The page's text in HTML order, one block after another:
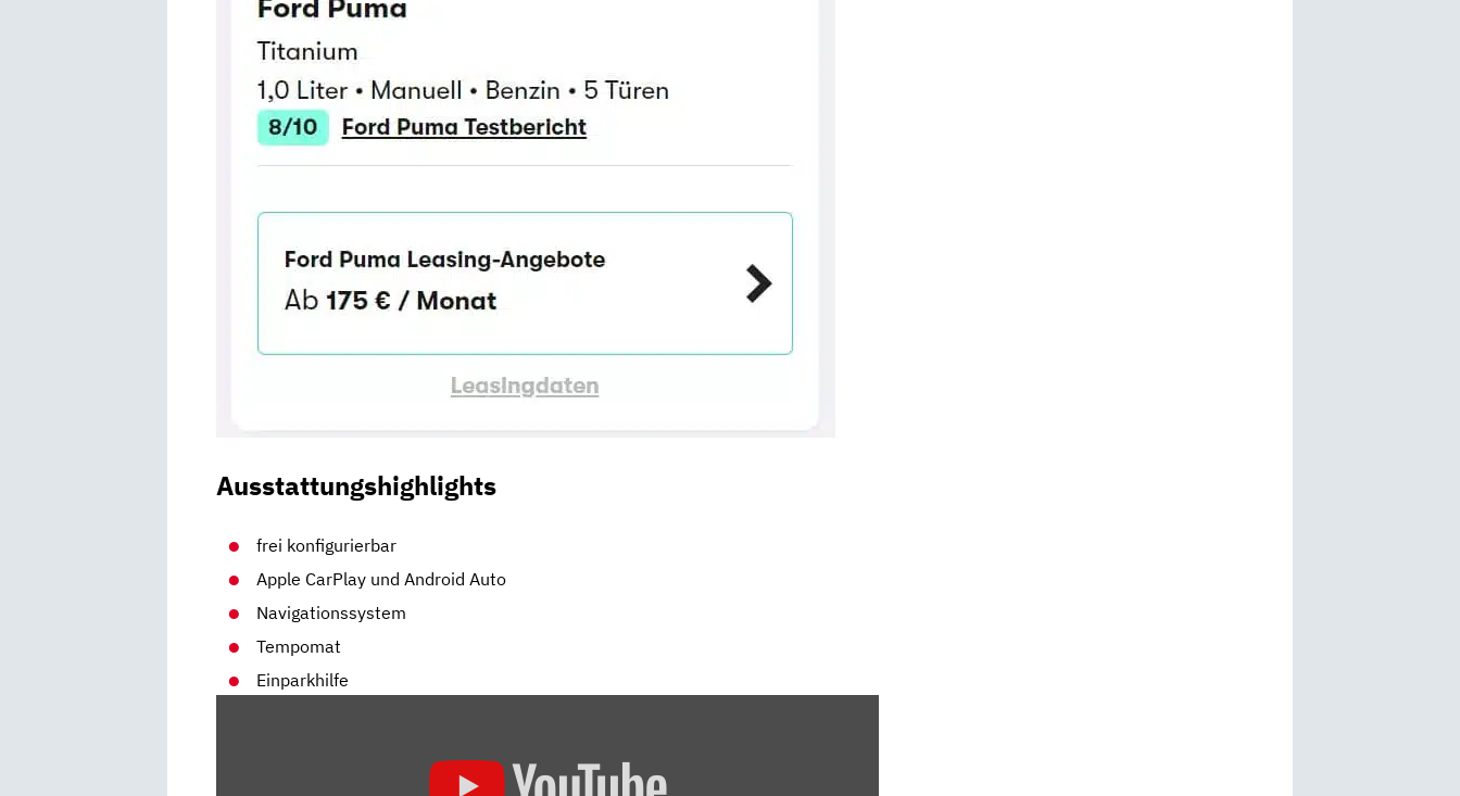
Ausstattungshighlights
frei konfigurierbar
Apple CarPlay und Android Auto
Navigationssystem
Tempomat
Einparkhilfe